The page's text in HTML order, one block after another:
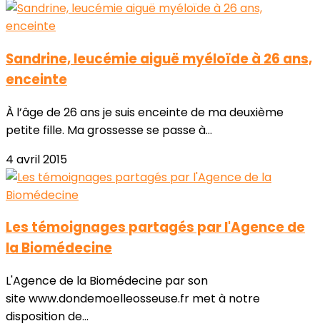
Sandrine, leucémie aiguë myéloïde à 26 ans,
enceinte
À l’âge de 26 ans je suis enceinte de ma deuxième
petite fille. Ma grossesse se passe à...
4 avril 2015
Les témoignages partagés par l'Agence de
la Biomédecine
L'Agence de la Biomédecine par son
site www.dondemoelleosseuse.fr met à notre
disposition de...